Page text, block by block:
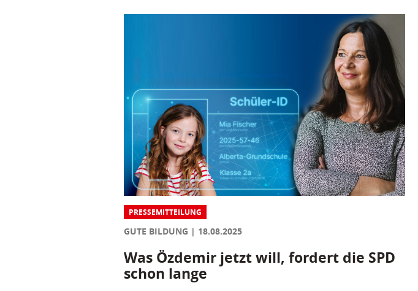
PRESSEMITTEILUNG
GUTE BILDUNG 18.08.2025
Was Özdemir jetzt will, fordert die SPD
schon lange